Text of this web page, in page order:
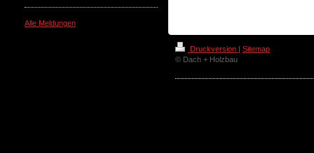
Alle Meldungen
Druckversion | Sitemap
© Dach + Holzbau